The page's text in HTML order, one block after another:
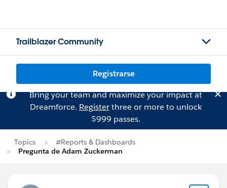
Trailblazer Community
Registrarse
Bring your team and maximize your impact at
Dreamforce. Registerthree or more to unlock
$999 passes.
Topics
#Reports & Dashboards
Pregunta de Adam Zuckerman